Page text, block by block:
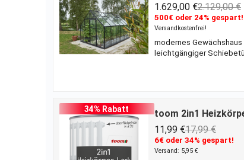
1.629,00 €2.129,00 €
500€ oder 24% gespart!
Versandkostenfrei!
modernes
leichtgängiger
'Universal' von Halls
34% Rabatt
toom 2in1
11,99 €17,99 €
6€ oder 34% gespart!
Versand: 5,95 €